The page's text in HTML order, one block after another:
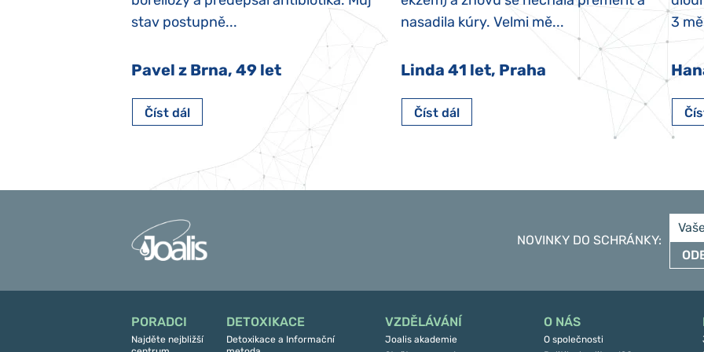
stav postupně...
Pavel z Brna, 49 let
Číst dál
nasadila kúry. Velmi mě...
Linda 41 let, Praha
Číst dál
3
NOVINKY DO SCHRÁNKY:
PORADCI
Najděte nejbližší
DETOXIKACE
Detoxikace a Informační
VZDĚLÁVÁNÍ
Joalis akademie
O NÁS
O společnosti